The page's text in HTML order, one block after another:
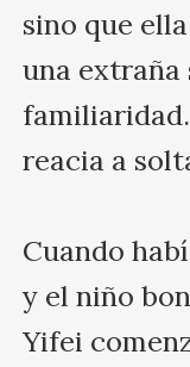
sino que
una extraña
reacia a
Cuando
y el niño
Yifei